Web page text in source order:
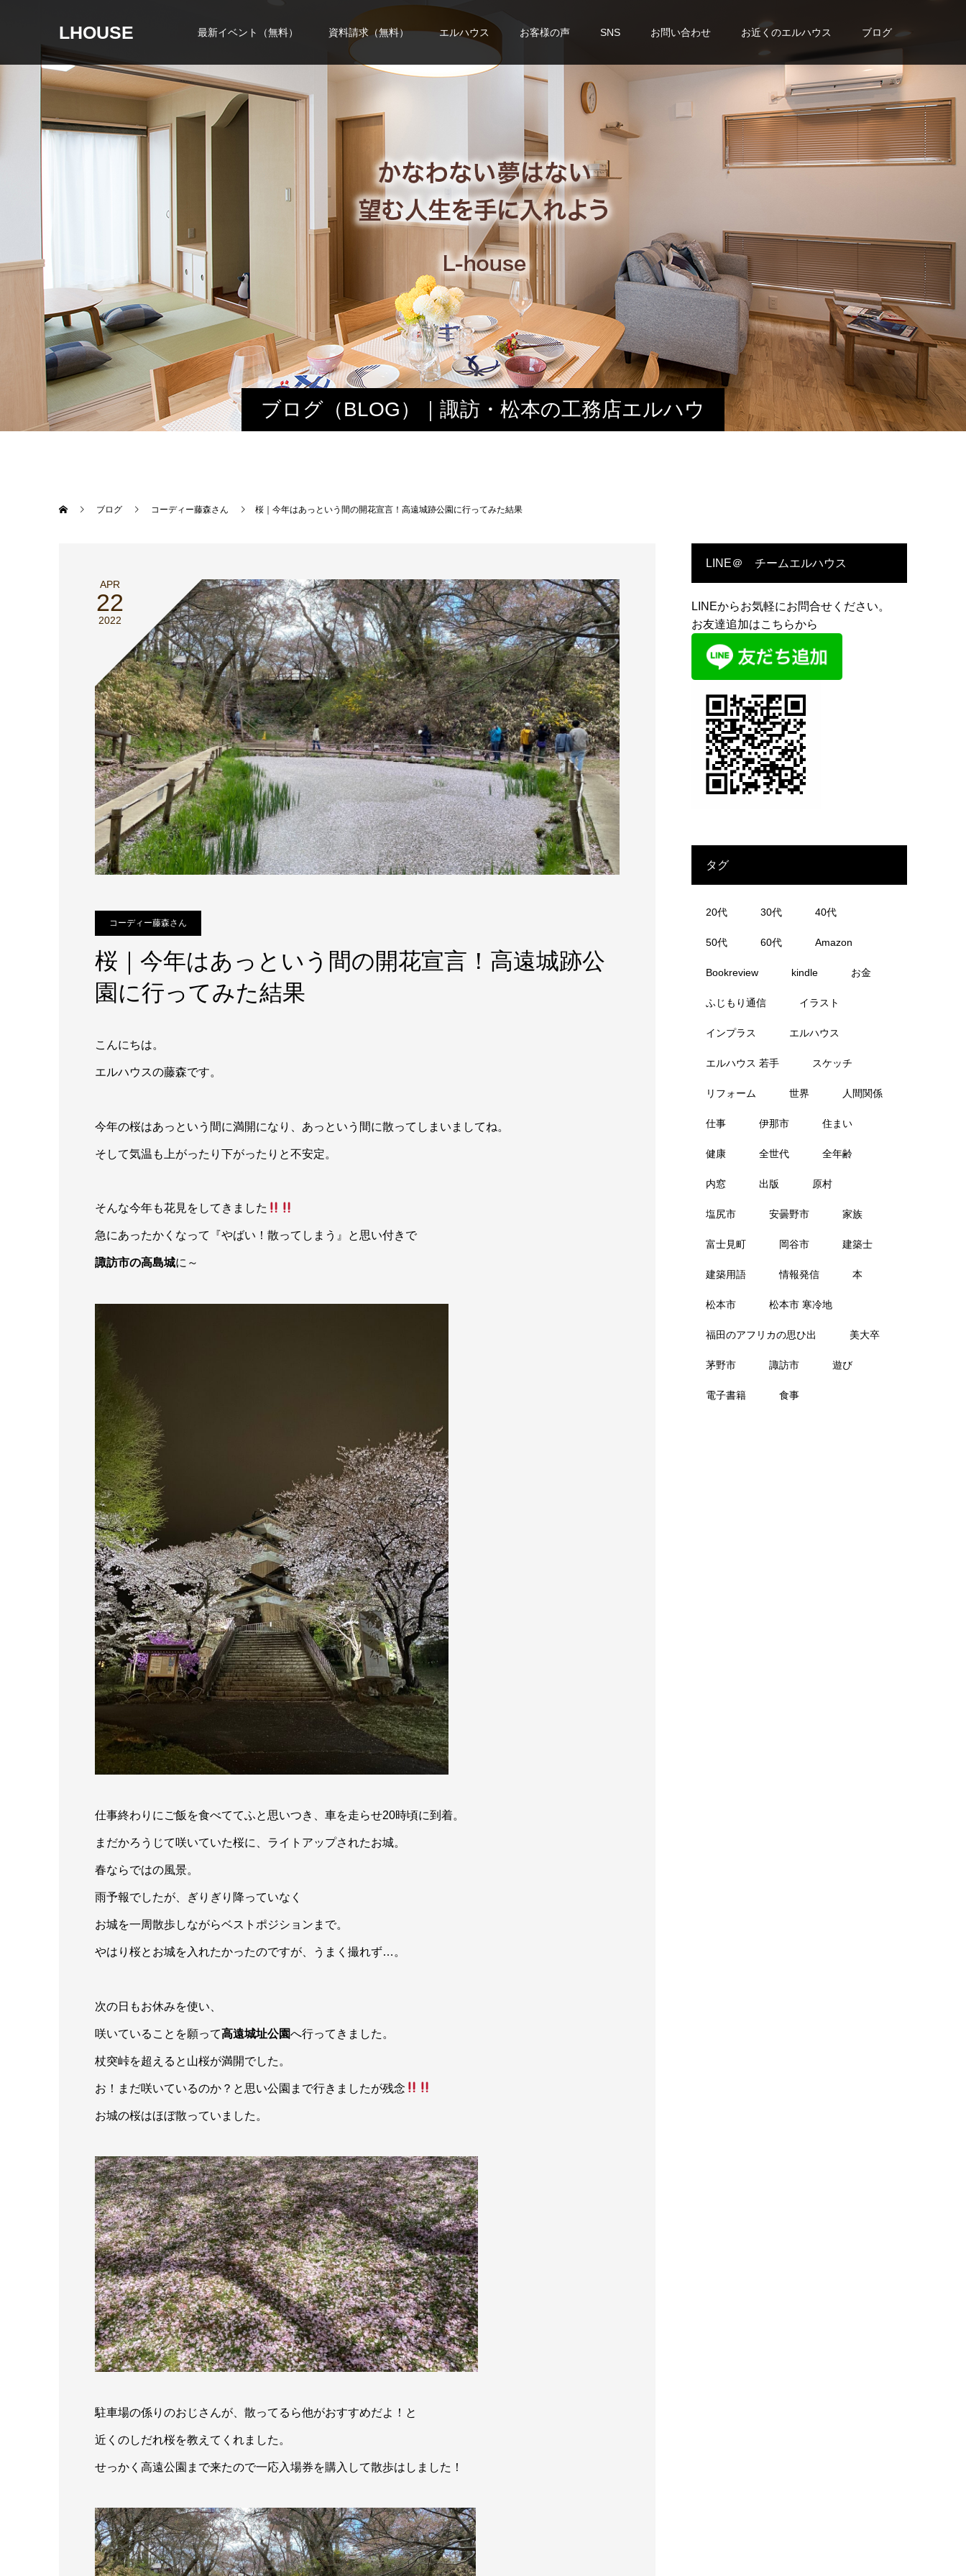
LHOUSE 最新イベント（無料） 資料請求（無料） エルハウス お客様の声 SNS お問い合わせ お近くのエルハウス ブログ
ブログ（BLOG）｜諏訪・松本の工務店エルハウ
ブログ コーディー藤森さん 桜｜今年はあっという間の開花宣言！高遠城跡公園に行ってみた結果
APR
22
2022
コーディー藤森さん
桜｜今年はあっという間の開花宣言！高遠城跡公
園に行ってみた結果
こんにちは。
エルハウスの藤森です。
今年の桜はあっという間に満開になり、あっという間に散ってしまいましてね。
そして気温も上がったり下がったりと不安定。
そんな今年も花見をしてきました
急にあったかくなって『やばい！散ってしまう』と思い付きで
諏訪市の高島城に～
仕事終わりにご飯を食べててふと思いつき、車を走らせ20時頃に到着。
まだかろうじて咲いていた桜に、ライトアップされたお城。
春ならではの風景。
雨予報でしたが、ぎりぎり降っていなく
お城を一周散歩しながらベストポジションまで。
やはり桜とお城を入れたかったのですが、うまく撮れず…。
次の日もお休みを使い、
咲いていることを願って高遠城址公園へ行ってきました。
杖突峠を超えると山桜が満開でした。
お！まだ咲いているのか？と思い公園まで行きましたが残念
お城の桜はほぼ散っていました。
駐車場の係りのおじさんが、散ってるら他がおすすめだよ！と
近くのしだれ桜を教えてくれました。
せっかく高遠公園まで来たので一応入場券を購入して散歩はしました！
LINE＠ チームエルハウス
LINEからお気軽にお問合せください。
お友達追加はこちらから
タグ
20代 30代 40代
50代 60代 Amazon
Bookreview kindle お金
ふじもり通信 イラスト
インプラス エルハウス
エルハウス 若手 スケッチ
リフォーム 世界 人間関係
仕事 伊那市 住まい
健康 全世代 全年齢
内窓 出版 原村
塩尻市 安曇野市 家族
富士見町 岡谷市 建築士
建築用語 情報発信 本
松本市 松本市 寒冷地
福田のアフリカの思ひ出 美大卒
茅野市 諏訪市 遊び
電子書籍 食事